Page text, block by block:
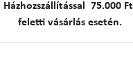
Házhozszállítással 75.000 Ft
feletti vásárlás esetén.